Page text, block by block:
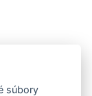
súbory